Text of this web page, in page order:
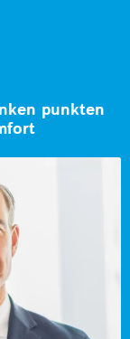
punkten